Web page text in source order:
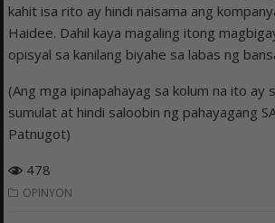
kahit isa rito ay hindi naisama ang
Haidee. Dahil kaya magaling itong
opisyal sa kanilang biyahe sa labas ng
(Ang mga ipinapahayag sa kolum na ito ay
sumulat at hindi saloobin ng pahayagang
Patnugot)
478
OPINYON